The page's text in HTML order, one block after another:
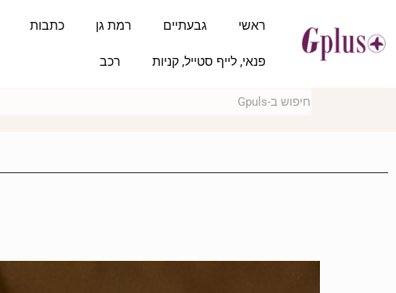
ראשי גבעתיים רמת גן כתבות
פנאי, לייף סטייל, קניות רכב